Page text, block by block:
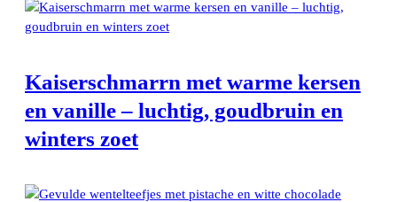
Kaiserschmarrn met warme kersen
en vanille – luchtig, goudbruin en
winters zoet